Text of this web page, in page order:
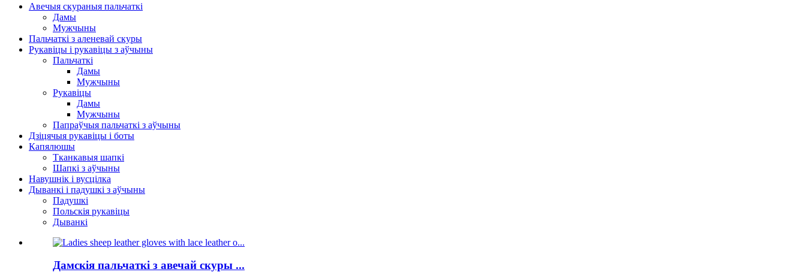
Авечыя скураныя пальчаткі
Дамы
Мужчыны
Пальчаткі з аленевай скуры
Рукавіцы і рукавіцы з аўчыны
Пальчаткі
Дамы
Мужчыны
Рукавіцы
Дамы
Мужчыны
Папраўчыя пальчаткі з аўчыны
Дзіцячыя рукавіцы і боты
Капялюшы
Тканкавыя шапкі
Шапкі з аўчыны
Навушнік і вусцілка
Дыванкі і падушкі з аўчыны
Падушкі
Польскія рукавіцы
Дыванкі
Дамскія пальчаткі з авечай скуры ...